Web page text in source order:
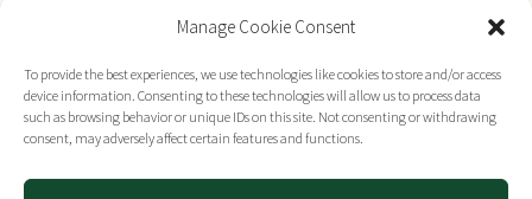
Manage Cookie Consent
To provide the best experiences, we use technologies like cookies to store and/or access
device information. Consenting to these technologies will allow us to process data
such as browsing behavior or unique IDs on this site. Not consenting or withdrawing
consent, may adversely affect certain features and functions.